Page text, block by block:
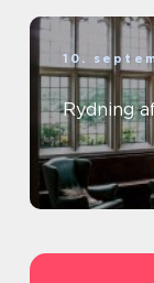
10.
Rydning